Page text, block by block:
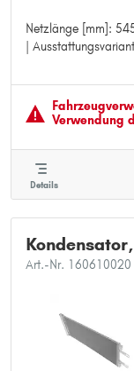
Netzlänge [mm]:
|
Netzlänge [mm]:
Netzbreite [mm]:
Verwendung
Details
Art.-Nr. 160610020